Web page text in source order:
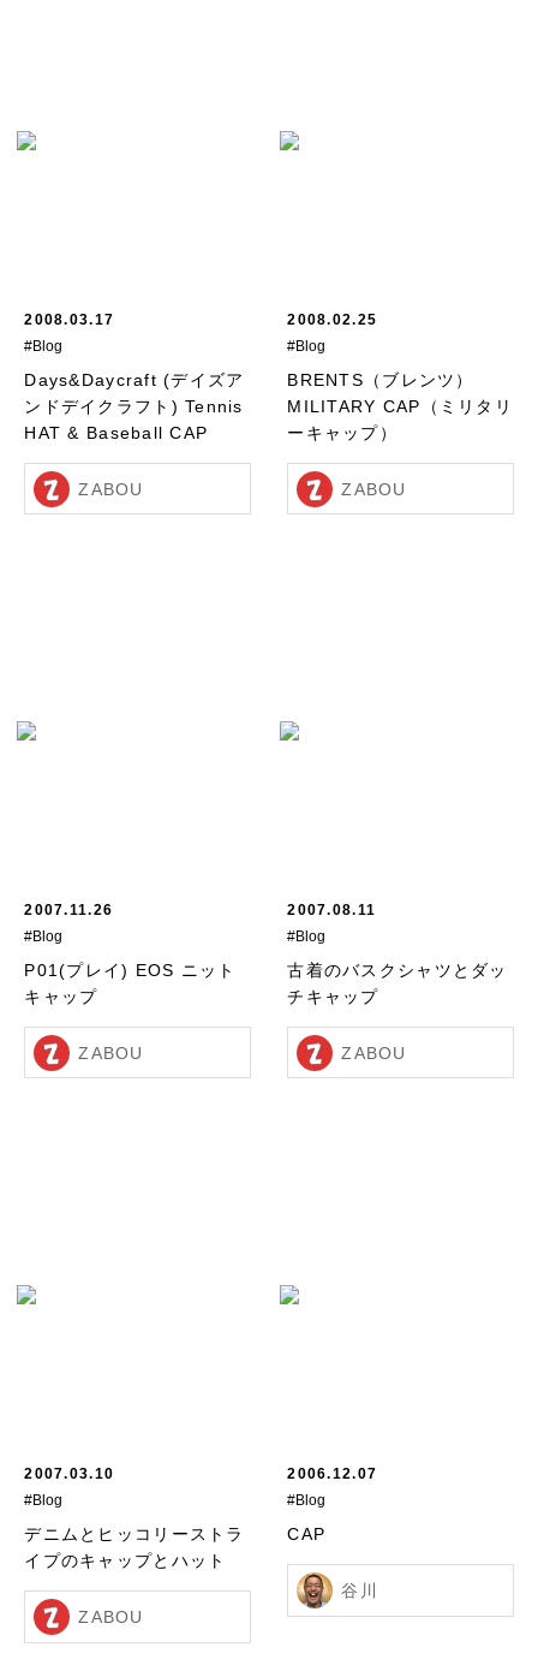
2008.03.17
#Blog
Days&Daycraft (デイズア
ンドデイクラフト) Tennis
HAT & Baseball CAP
ZABOU
2008.02.25
#Blog
BRENTS（ブレンツ）
MILITARY CAP（ミリタリ
ーキャップ）
ZABOU
2007.11.26
#Blog
P01(プレイ) EOS ニット
キャップ
ZABOU
2007.08.11
#Blog
古着のバスクシャツとダッ
チキャップ
ZABOU
2007.03.10
#Blog
デニムとヒッコリーストラ
イプのキャップとハット
ZABOU
2006.12.07
#Blog
CAP
谷川